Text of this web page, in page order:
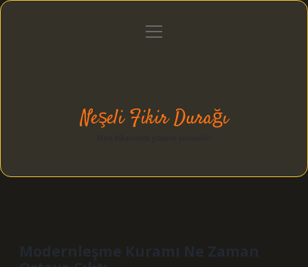
Gizlilik Politikası
menüyü
Neşeli Fikir Durağı
Modernleşme Kuramı Ne Zaman